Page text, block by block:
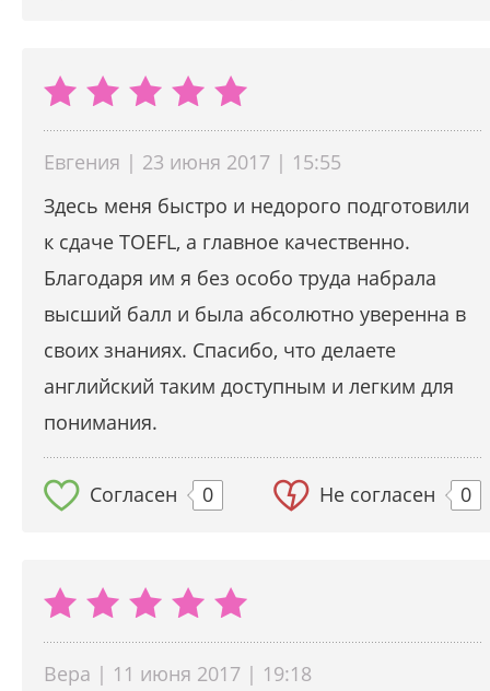
Евгения | 23 июня 2017 | 15:55
Здесь меня быстро и недорого подготовили
к сдаче TOEFL, а главное качественно.
Благодаря им я без особо труда набрала
высший балл и была абсолютно уверенна в
своих знаниях. Спасибо, что делаете
английский таким доступным и легким для
понимания.
Согласен 0 Не согласен 0
Вера | 11 июня 2017 | 19:18